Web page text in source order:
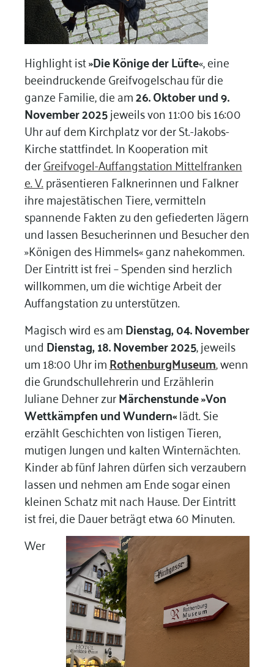
Highlight ist»Die Könige der Lüfte«, eine
beeindruckende Greifvogelschau für die
ganze Familie, die am26. Oktober und 9.
November 2025jeweils von 11:00 bis 16:00
Uhr auf dem Kirchplatz vor der St.-Jakobs-
Kirche stattfindet. In Kooperation mit
derGreifvogel-Auffangstation Mittelfranken
e. V.präsentieren Falknerinnen und Falkner
ihre majestätischen Tiere, vermitteln
spannende Fakten zu den gefiederten Jägern
und lassen Besucherinnen und Besucher den
»Königen des Himmels« ganz nahekommen.
Der Eintritt ist frei – Spenden sind herzlich
willkommen, um die wichtige Arbeit der
Auffangstation zu unterstützen.
Magisch wird es amDienstag, 04. November
und Dienstag, 18. November 2025, jeweils
um 18:00 Uhr imRothenburgMuseum,wenn
die Grundschullehrerin und Erzählerin
Juliane Dehner zurMärchenstunde »Von
Wettkämpfen und Wundern«lädt. Sie
erzählt Geschichten von listigen Tieren,
mutigen Jungen und kalten Winternächten.
Kinder ab fünf Jahren dürfen sich verzaubern
lassen und nehmen am Ende sogar einen
kleinen Schatz mit nach Hause. Der Eintritt
ist frei, die Dauer beträgt etwa 60 Minuten.
Wer